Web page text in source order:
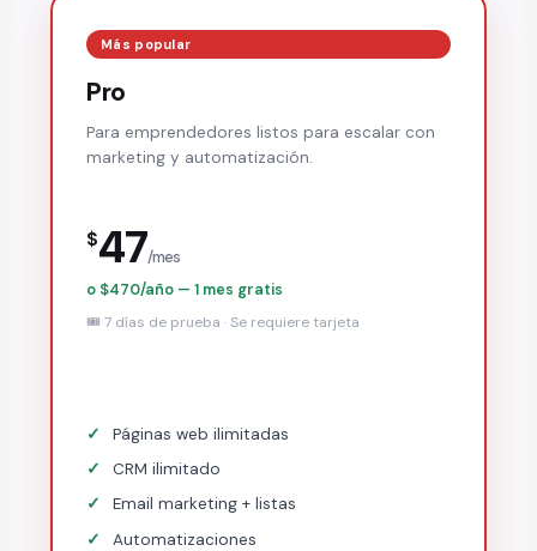
Más popular
Pro
Para emprendedores listos para escalar con
marketing y automatización.
$47/mes
o $470/año — 1 mes gratis
🎟️ 7 días de prueba · Se requiere tarjeta
Páginas web ilimitadas
CRM ilimitado
Email marketing + listas
Automatizaciones